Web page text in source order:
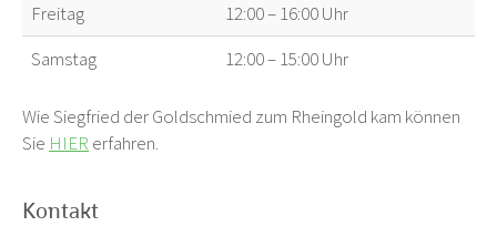
Freitag
12:00 – 16:00 Uhr
Samstag
12:00 – 15:00 Uhr
Wie Siegfried der Goldschmied zum Rheingold kam können
Sie HIER erfahren.
Kontakt